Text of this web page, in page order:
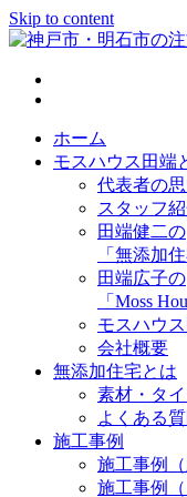
Skip to content
神戸市・明石市の注
ホーム
モスハウス田端
代表者の
スタッフ
田端健二の
「無添加
田端広子の
「Moss
モスハウ
会社概要
無添加住宅とは
素材・タ
よくある
施工事例
施工事例（
施工事例（